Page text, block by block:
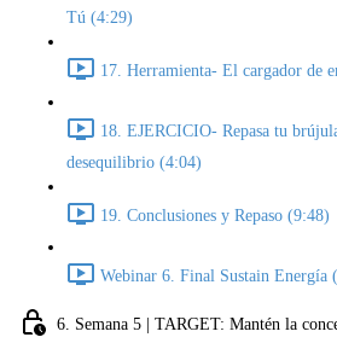
Tú (4:29)
17. Herramienta- El cargador de
18. EJERCICIO- Repasa tu
desequilibrio (4:04)
19. Conclusiones y Repaso (9:48)
Webinar 6. Final Sustain Energía
6. Semana 5 | TARGET: Mantén la